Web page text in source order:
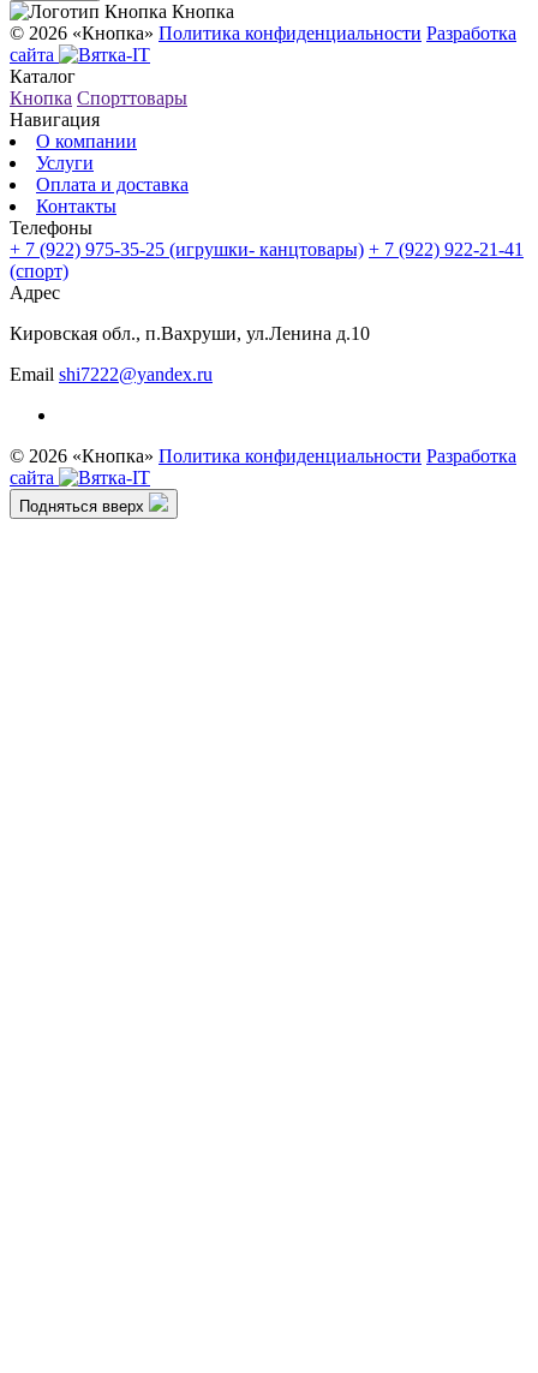
Кнопка
© 2026 «Кнопка» Политика конфиденциальности Разработка
сайта
Каталог
Кнопка Спорттовары
Навигация
О компании
Услуги
Оплата и доставка
Контакты
Телефоны
+ 7 (922) 975-35-25 (игрушки- канцтовары) + 7 (922) 922-21-41
(спорт)
Адрес
Кировская обл., п.Вахруши, ул.Ленина д.10
Email shi7222@yandex.ru
© 2026 «Кнопка» Политика конфиденциальности Разработка
сайта
Подняться вверх